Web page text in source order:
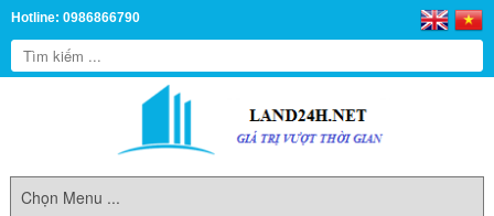
Hotline: 0986866790